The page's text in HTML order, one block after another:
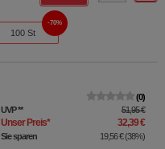
100 St
70%
0
UVP** 51,95 €
Unser Preis* 32,39 €
Sie sparen 19,56 €(38%)